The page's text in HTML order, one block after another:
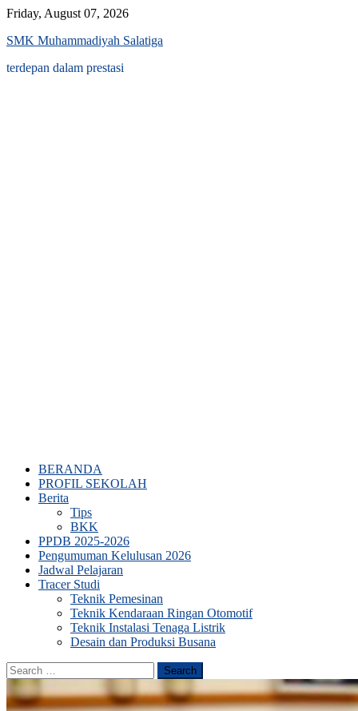
Skip
content
Friday, August 07, 2026
SMK Muhammadiyah Salatiga
terdepan dalam prestasi
BERANDA
PROFIL SEKOLAH
Berita
Tips
BKK
PPDB 2025-2026
Pengumuman Kelulusan 2026
Jadwal Pelajaran
Tracer Studi
Teknik Pemesinan
Teknik Kendaraan Ringan Otomotif
Teknik Instalasi Tenaga Listrik
Desain dan Produksi Busana
Search
for: